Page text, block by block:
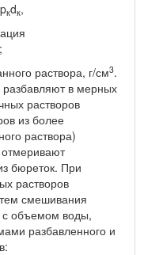
кdк,
раствора, г/см3.
в мерных
растворов
из более
раствора)
бюреток. При
растворов
смешивания
с объемом воды,
разбавленного и